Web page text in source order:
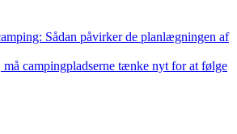
Sådan påvirker de planlægningen af
campingpladserne tænke nyt for at følge